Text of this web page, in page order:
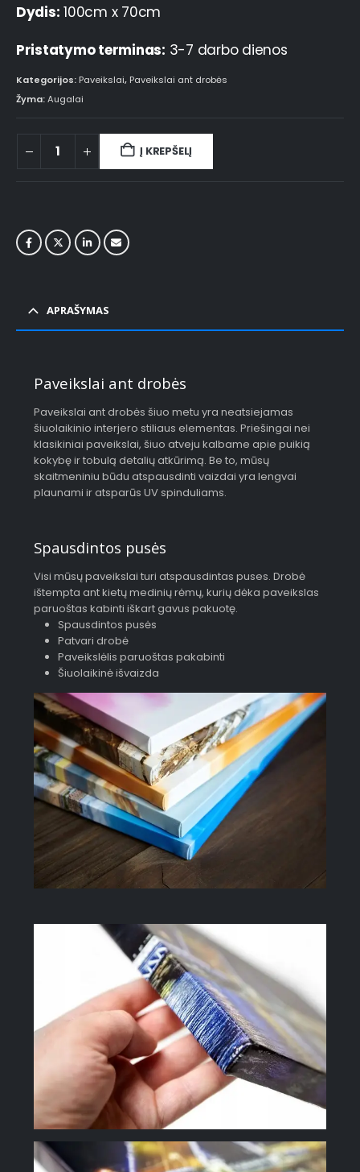
Dydis: 100cm x 70cm
Pristatymo terminas: 3-7 darbo dienos
Kategorijos: Paveikslai, Paveikslai ant drobės
Žyma:Augalai
Į KREPŠELĮ
APRAŠYMAS
Paveikslai ant drobės
Paveikslai ant drobės šiuo metu yra neatsiejamas
šiuolaikinio interjero stiliaus elementas. Priešingai nei
klasikiniai paveikslai, šiuo atveju kalbame apie puikią
kokybę ir tobulą detalių atkūrimą. Be to, mūsų
skaitmeniniu būdu atspausdinti vaizdai yra lengvai
plaunami ir atsparūs UV spinduliams.
Spausdintos pusės
Visi mūsų paveikslai turi atspausdintas puses. Drobė
ištempta ant kietų medinių rėmų, kurių dėka paveikslas
paruoštas kabinti iškart gavus pakuotę.
Spausdintos pusės
Patvari drobė
Paveikslėlis paruoštas pakabinti
Šiuolaikinė išvaizda